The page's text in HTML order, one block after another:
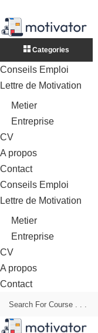
Categories
Conseils Emploi
Lettre de Motivation
Metier
Entreprise
CV
A propos
Contact
Conseils Emploi
Lettre de Motivation
Metier
Entreprise
CV
A propos
Contact